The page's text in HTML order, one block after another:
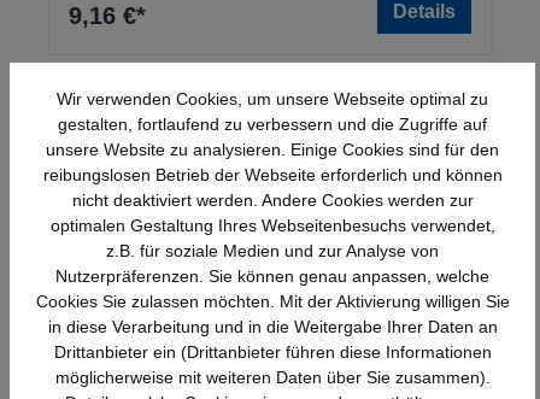
9,16 €* Details
Schnelle Lieferung
Bundesweit
Topmarken
Faire Preise
Erfahrung
Bewährt seit 1958
Kostenlose Beratung
(04205) 635940
Wir verwenden Cookies, um unsere Webseite optimal zu
gestalten, fortlaufend zu verbessern und die Zugriffe auf
unsere Website zu analysieren. Einige Cookies sind für den
reibungslosen Betrieb der Webseite erforderlich und können
nicht deaktiviert werden. Andere Cookies werden zur
optimalen Gestaltung Ihres Webseitenbesuchs verwendet,
z.B. für soziale Medien und zur Analyse von
Nutzerpräferenzen. Sie können genau anpassen, welche
Cookies Sie zulassen möchten. Mit der Aktivierung willigen Sie
in diese Verarbeitung und in die Weitergabe Ihrer Daten an
Drittanbieter ein (Drittanbieter führen diese Informationen
möglicherweise mit weiteren Daten über Sie zusammen).